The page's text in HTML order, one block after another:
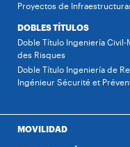
Proyectos de
DOBLES TÍTULOS
Doble Título Ingeniería
des Risques
Doble Título Ingeniería de
Ingénieur Sécurité et
MOVILIDAD